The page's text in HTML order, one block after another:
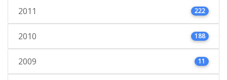
2011 222
2010 188
2009 11